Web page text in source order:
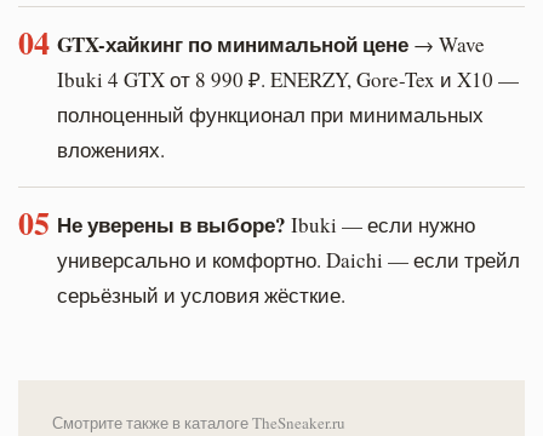
04 GTX-хайкинг по минимальной цене → Wave
Ibuki 4 GTX от 8 990 ₽. ENERZY, Gore-Tex и X10 —
полноценный функционал при минимальных
вложениях.
05 Не уверены в выборе? Ibuki — если нужно
универсально и комфортно. Daichi — если трейл
серьёзный и условия жёсткие.
Смотрите также в каталоге TheSneaker.ru